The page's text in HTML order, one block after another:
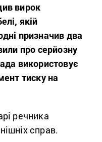
вирок
якій
призначив два
про серйозну
використовує
тиску на
речника
справ.